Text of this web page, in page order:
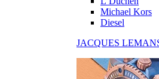
Michael Kors
Diesel
JACQUES